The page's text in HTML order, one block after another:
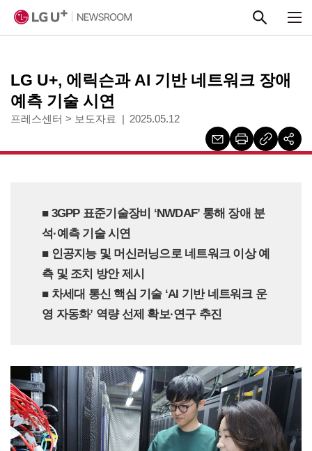
LG U+, 에릭슨과 AI 기반 네트워크 장애
예측 기술 시연
프레스센터 > 보도자료 2025.05.12
■ 3GPP 표준기술장비 ‘NWDAF’ 통해 장애 분
석·예측 기술 시연
■ 인공지능 및 머신러닝으로 네트워크 이상 예
측 및 조치 방안 제시
■ 차세대 통신 핵심 기술 ‘AI 기반 네트워크 운
영 자동화’ 역량 선제 확보·연구 추진